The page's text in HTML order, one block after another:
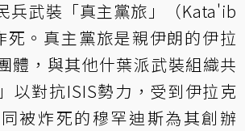
兵武裝「真主黨旅」（Kata'ib
。真主黨旅是親伊朗的伊拉
體，與其他什葉派武裝組織共
以對抗ISIS勢力，受到伊拉克
被炸死的穆罕迪斯為其創辦